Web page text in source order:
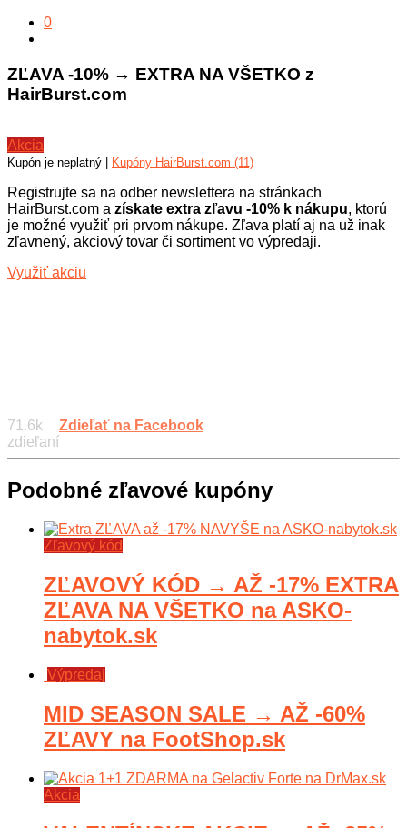
0
ZĽAVA -10% → EXTRA NA VŠETKO z
HairBurst.com
Akcia
Kupón je neplatný | Kupóny HairBurst.com (11)
Registrujte sa na odber newslettera na stránkach
HairBurst.com a získate extra zľavu -10% k nákupu, ktorú
je možné využiť pri prvom nákupe. Zľava platí aj na už inak
zľavnený, akciový tovar či sortiment vo výpredaji.
Využiť akciu
71.6k
zdieľaní
Zdieľať na Facebook
Podobné zľavové kupóny
Zľavový kód
ZĽAVOVÝ KÓD → AŽ -17% EXTRA
ZĽAVA NA VŠETKO na ASKO-
nabytok.sk
Výpredaj
MID SEASON SALE → AŽ -60%
ZĽAVY na FootShop.sk
Akcia